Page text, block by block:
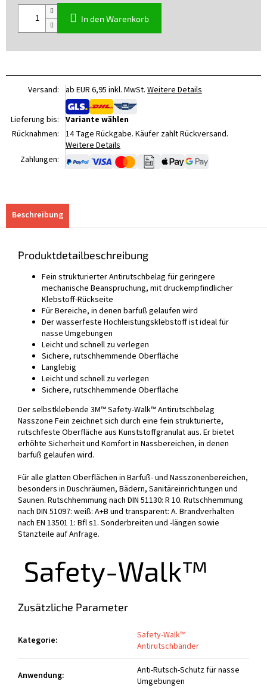
In den Warenkorb
Versand: ab EUR 6,95 inkl. MwSt. Weitere Details
Lieferung bis: Variante wählen
Rücknahmen: 14 Tage Rückgabe. Käufer zahlt Rückversand.
Weitere Details
Zahlungen:
Beschreibung
Produktdetailbeschreibung
Fein strukturierter Antirutschbelag für geringere
mechanische Beanspruchung, mit druckempfindlicher
Klebstoff-Rückseite
Für Bereiche, in denen barfuß gelaufen wird
Der wasserfeste Hochleistungsklebstoff ist ideal für
nasse Umgebungen
Leicht und schnell zu verlegen
Sichere, rutschhemmende Oberfläche
Langlebig
Leicht und schnell zu verlegen
Sichere, rutschhemmende Oberfläche
Der selbstklebende 3M™ Safety-Walk™ Antirutschbelag
Nasszone Fein zeichnet sich durch eine fein strukturierte,
rutschfeste Oberfläche aus Kunststoffgranulat aus. Er bietet
erhöhte Sicherheit und Komfort in Nassbereichen, in denen
barfuß gelaufen wird.
Für alle glatten Oberflächen in Barfuß- und Nasszonenbereichen,
besonders in Duschräumen, Bädern, Sanitäreinrichtungen und
Saunen. Rutschhemmung nach DIN 51130: R 10. Rutschhemmung
nach DIN 51097: weiß: A+B und transparent: A. Brandverhalten
nach EN 13501 1: Bfl s1. Sonderbreiten und -längen sowie
Stanzteile auf Anfrage.
Zusätzliche Parameter
Kategorie:
Safety-Walk™
Antirutschbänder
Anwendung:
Anti-Rutsch-Schutz für nasse
Umgebungen